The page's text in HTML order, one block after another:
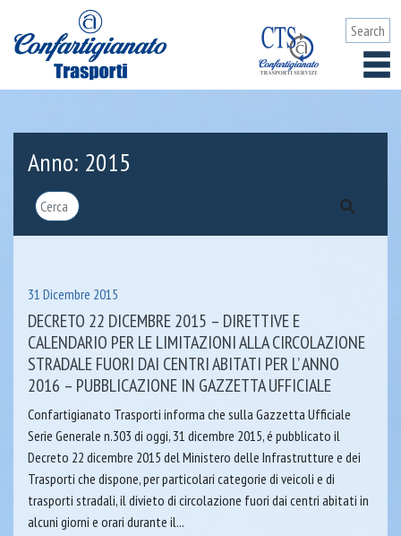
Anno: 2015
31 Dicembre 2015
DECRETO 22 DICEMBRE 2015 – DIRETTIVE E
CALENDARIO PER LE LIMITAZIONI ALLA CIRCOLAZIONE
STRADALE FUORI DAI CENTRI ABITATI PER L’ ANNO
2016 – PUBBLICAZIONE IN GAZZETTA UFFICIALE
Confartigianato Trasporti informa che sulla Gazzetta Ufficiale
Serie Generale n.303 di oggi, 31 dicembre 2015, é pubblicato il
Decreto 22 dicembre 2015 del Ministero delle Infrastrutture e dei
Trasporti che dispone, per particolari categorie di veicoli e di
trasporti stradali, il divieto di circolazione fuori dai centri abitati in
alcuni giorni e orari durante il...